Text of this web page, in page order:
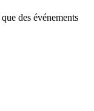
des événements